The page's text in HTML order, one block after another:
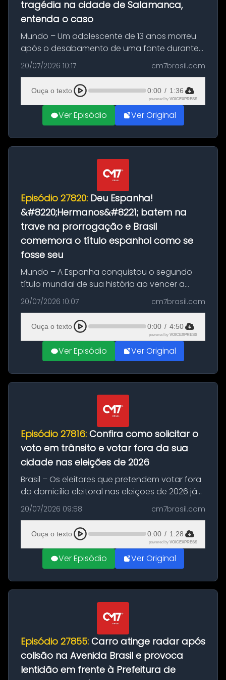
tragédia na cidade de Salamanca,
entenda o caso
Mundo – Um adolescente de 13 anos morreu
após o desabamento de uma fonte durante
as comemorações pelo título da Copa do
Mundo conquistado pela Espanha, em
Ciudad Rodrigo, na província de Salamanca,
no...
20/07/2026 10:17 cm7brasil.com
Ouça o texto 0:00 / 1:36
powered by VOICEXPRESS
Ver Episódio Ver Original
Episódio 27820: Deu Espanha!
&#8220;Hermanos&#8221; batem na
trave na prorrogação e Brasil
comemora o título espanhol como se
fosse seu
Mundo – A Espanha conquistou o segundo
título mundial de sua história ao vencer a
Argentina por 1 a 0, neste domingo (19), na
decisão da Copa do Mundo de 2026. Depois
de um duelo sem gols durante o te...
20/07/2026 10:07 cm7brasil.com
Ouça o texto 0:00 / 4:50
powered by VOICEXPRESS
Ver Episódio Ver Original
Episódio 27816: Confira como solicitar o
voto em trânsito e votar fora da sua
cidade nas eleições de 2026
Brasil – Os eleitores que pretendem votar fora
do domicílio eleitoral nas eleições de 2026 já
podem solicitar o voto em trânsito a partir
desta segunda-feira (20). O pedido pode ser
feito até 20 de ag...
20/07/2026 09:58 cm7brasil.com
Ouça o texto 0:00 / 1:28
powered by VOICEXPRESS
Ver Episódio Ver Original
Episódio 27855: Carro atinge radar após
colisão na Avenida Brasil e provoca
lentidão em frente à Prefeitura de